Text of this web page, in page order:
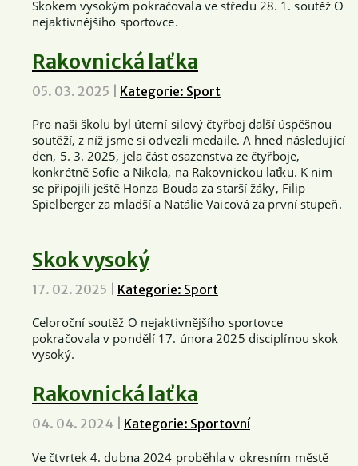
Skokem vysokým pokračovala ve středu 28. 1. soutěž O
nejaktivnějšího sportovce.
Rakovnická laťka
05. 03. 2025 Kategorie: Sport
Pro naši školu byl úterní silový čtyřboj další úspěšnou
soutěží, z níž jsme si odvezli medaile. A hned následující
den, 5. 3. 2025, jela část osazenstva ze čtyřboje,
konkrétně Sofie a Nikola, na Rakovnickou laťku. K nim
se připojili ještě Honza Bouda za starší žáky, Filip
Spielberger za mladší a Natálie Vaicová za první stupeň.
Skok vysoký
17. 02. 2025 Kategorie: Sport
Celoroční soutěž O nejaktivnějšího sportovce
pokračovala v pondělí 17. února 2025 disciplínou skok
vysoký.
Rakovnická laťka
04. 04. 2024 Kategorie: Sportovní
Ve čtvrtek 4. dubna 2024 proběhla v okresním městě